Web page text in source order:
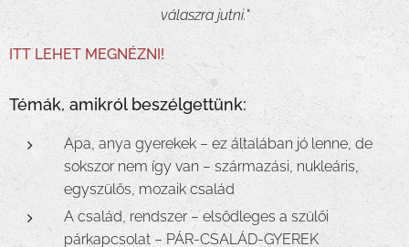
válaszra jutni."
ITT LEHET MEGNÉZNI!
Témák, amikról beszélgettünk:
Apa, anya gyerekek – ez általában jó lenne, de
sokszor nem így van – származási, nukleáris,
egyszülős, mozaik család
A család, rendszer – elsődleges a szülői
párkapcsolat – PÁR-CSALÁD-GYEREK